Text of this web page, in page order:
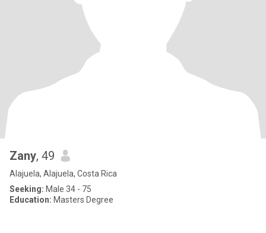
Zany, 49
Alajuela, Alajuela, Costa Rica
Seeking: Male 34 - 75
Education: Masters Degree